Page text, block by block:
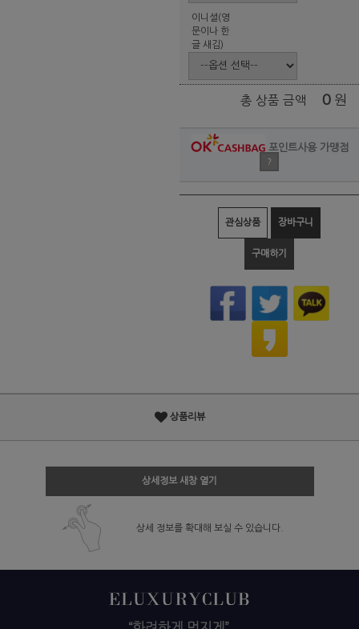
이니셜(영
문이나 한
글 새김)
총 상품 금액 0 원
포인트사용 가맹점
?
관심상품 장바구니
구매하기
상품리뷰
상세정보 새창 열기
상세 정보를 확대해 보실 수 있습니다.